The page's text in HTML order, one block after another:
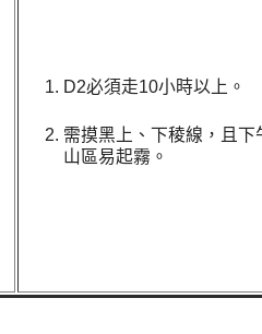
D2必須走10小時以上。
需摸黑上、下稜線，且下
山區易起霧。